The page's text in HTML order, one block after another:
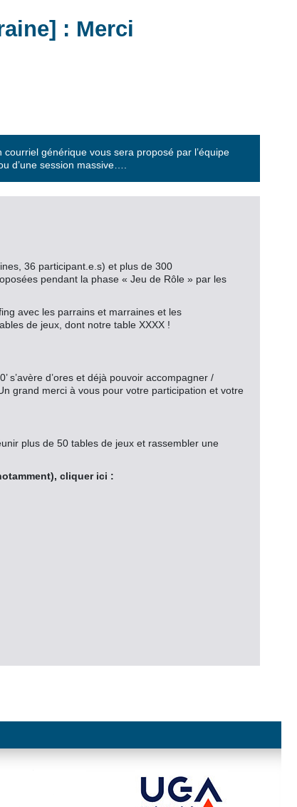
: Merci
générique vous sera proposé par l’équipe
d’une session massive….
36 participant.e.s) et plus de 300
pendant la phase « Jeu de Rôle » par les
avec les parrains et marraines et les
de jeux, dont notre table XXXX !
s’avère d’ores et déjà pouvoir accompagner /
grand merci à vous pour votre participation et votre
plus de 50 tables de jeux et rassembler une
cliquer ici :